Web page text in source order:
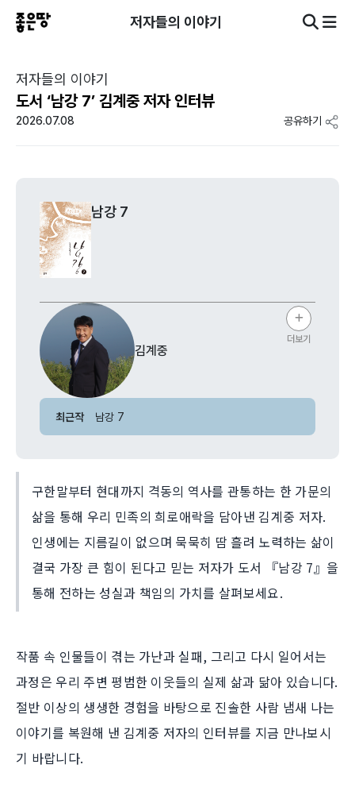
저자들의 이야기
저자들의 이야기
도서 ‘남강 7’ 김계중 저자 인터뷰
2026.07.08 공유하기
남강 7
김계중
더보기
최근작 남강 7
구한말부터 현대까지 격동의 역사를 관통하는 한 가문의
삶을 통해 우리 민족의 희로애락을 담아낸 김계중 저자.
인생에는 지름길이 없으며 묵묵히 땀 흘려 노력하는 삶이
결국 가장 큰 힘이 된다고 믿는 저자가 도서 『남강 7』을
통해 전하는 성실과 책임의 가치를 살펴보세요.
작품 속 인물들이 겪는 가난과 실패, 그리고 다시 일어서는
과정은 우리 주변 평범한 이웃들의 실제 삶과 닮아 있습니다.
절반 이상의 생생한 경험을 바탕으로 진솔한 사람 냄새 나는
이야기를 복원해 낸 김계중 저자의 인터뷰를 지금 만나보시
기 바랍니다.